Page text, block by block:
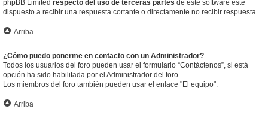
phpBB Limited respecto del uso de terceras partes de este software esté
dispuesto a recibir una respuesta cortante o directamente no recibir respuesta.
Arriba
¿Cómo puedo ponerme en contacto con un Administrador?
Todos los usuarios del foro pueden usar el formulario “Contáctenos”, si está
opción ha sido habilitada por el Administrador del foro.
Los miembros del foro también pueden usar el enlace "El equipo".
Arriba